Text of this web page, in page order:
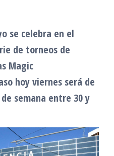
se celebra en el
de torneos de
Magic
hoy viernes será de
semana entre 30 y